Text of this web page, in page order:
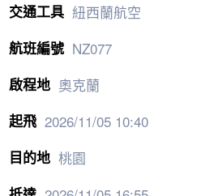
紐西蘭航空
NZ077
奧克蘭
2026/11/05 10:40
桃園